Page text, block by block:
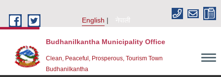
English
नेपाली
Budhanilkantha Municipality Office
Clean, Peaceful, Prosperous, Tourism Town
Budhanilkantha